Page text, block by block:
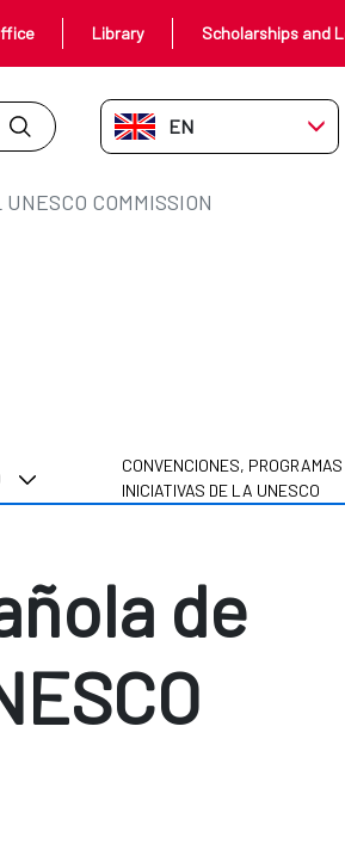
Library Scholarships and
EN-GB
COMMISSION
CONVENCIONES,
INICIATIVAS DE LA UNESCO
de